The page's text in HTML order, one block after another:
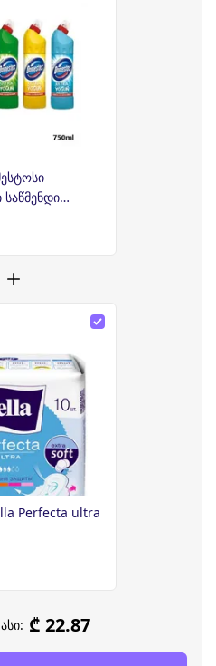
Perfecta ultra
₾ 22.87